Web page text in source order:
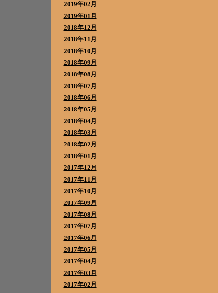
2019年02月
2019年01月
2018年12月
2018年11月
2018年10月
2018年09月
2018年08月
2018年07月
2018年06月
2018年05月
2018年04月
2018年03月
2018年02月
2018年01月
2017年12月
2017年11月
2017年10月
2017年09月
2017年08月
2017年07月
2017年06月
2017年05月
2017年04月
2017年03月
2017年02月